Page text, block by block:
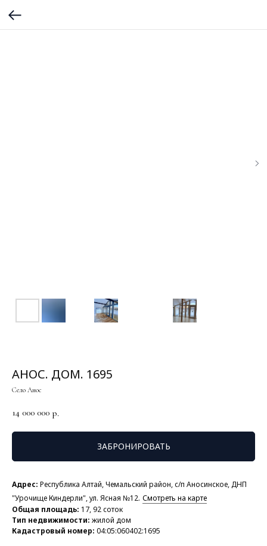
АНОС. ДОМ. 1695
Село Анос
14 000 000 р.
ЗАБРОНИРОВАТЬ
Адрес: Республика Алтай, Чемальский район, с/п Аносинское, ДНП
"Урочище Киндерли", ул. Ясная №12. Смотреть на карте
Общая площадь: 17, 92 соток
Тип недвижимости: жилой дом
Кадастровый номер: 04:05:060402:1695